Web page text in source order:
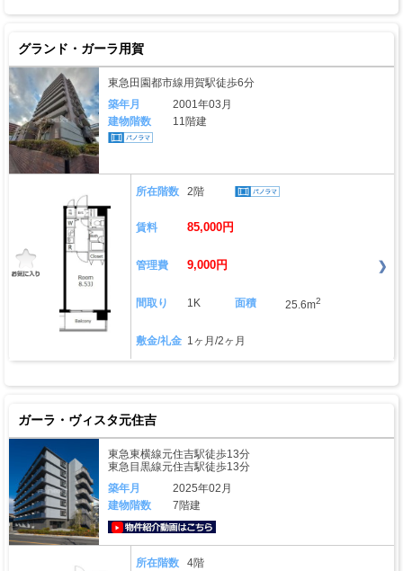
グランド・ガーラ用賀
東急田園都市線用賀駅徒歩6分
築年月
2001年03月
建物階数
11階建
所在階数 2階
賃料 85,000円
管理費 9,000円
間取り 1K 面積 25.6m2
敷金/礼金 1ヶ月/2ヶ月
ガーラ・ヴィスタ元住吉
東急東横線元住吉駅徒歩13分
東急目黒線元住吉駅徒歩13分
築年月
2025年02月
建物階数
7階建
所在階数 4階